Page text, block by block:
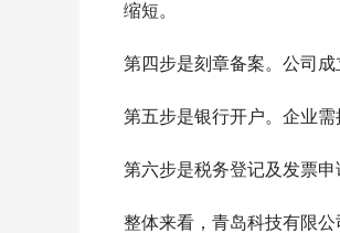
缩短。
第四步是刻章备案。公司
第五步是银行开户。企业
第六步是税务登记及发票
整体来看，青岛科技有限